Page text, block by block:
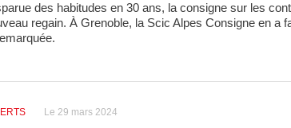
des habitudes en 30 ans, la consigne sur les
regain. À Grenoble, la Scic Alpes Consigne en a
Le 29 mars 2024